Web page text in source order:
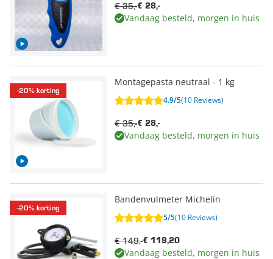
€ 28,-
€ 35,-
Vandaag besteld, morgen in huis
-20% korting
Montagepasta neutraal - 1 kg
4.9/5(10 Reviews)
€ 28,-
€ 35,-
Vandaag besteld, morgen in huis
-20% korting
Bandenvulmeter Michelin
5/5(10 Reviews)
€ 119,20
€ 149,-
Vandaag besteld, morgen in huis